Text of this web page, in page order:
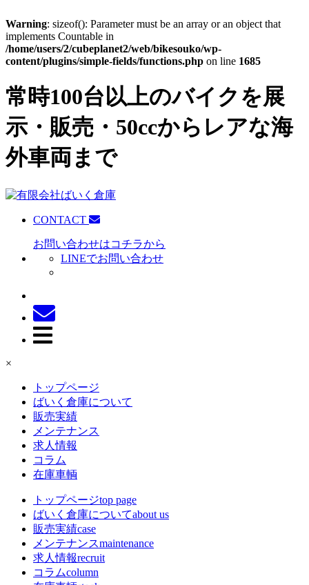
Warning: sizeof(): Parameter must be an array or an object that
implements Countable in
/home/users/2/cubeplanet2/web/bikesouko/wp-
content/plugins/simple-fields/functions.php on line 1685
常時100台以上のバイクを展
示・販売・50ccからレアな海
外車両まで
CONTACT
お問い合わせはコチラから
LINEでお問い合わせ
×
トップページ
ばいく倉庫について
販売実績
メンテナンス
求人情報
コラム
在庫車輌
トップページtop page
ばいく倉庫についてabout us
販売実績case
メンテナンスmaintenance
求人情報recruit
コラムcolumn